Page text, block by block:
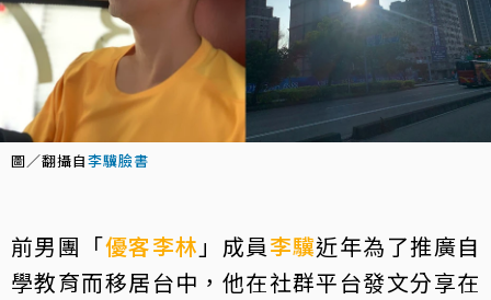
圖／翻攝自李驥臉書
前男團「優客李林 」成員李驥近年為了推廣自
學教育而移居台中，他在社群平台發文分享在